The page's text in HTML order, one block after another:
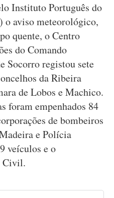
Instituto Português do
aviso meteorológico,
quente, o Centro
do Comando
Socorro registou sete
da Ribeira
de Lobos e Machico.
foram empenhados 84
de bombeiros
e Polícia
veículos e o
Civil.